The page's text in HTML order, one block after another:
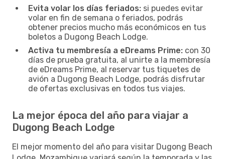
Evita volar los días feriados: si puedes evitar
volar en fin de semana o feriados, podrás
obtener precios mucho más económicos en tus
boletos a Dugong Beach Lodge.
Activa tu membresía a eDreams Prime: con 30
días de prueba gratuita, al unirte a la membresía
de eDreams Prime, al reservar tus tiquetes de
avión a Dugong Beach Lodge, podrás disfrutar
de ofertas exclusivas en todos tus viajes.
La mejor época del año para viajar a
Dugong Beach Lodge
El mejor momento del año para visitar Dugong Beach